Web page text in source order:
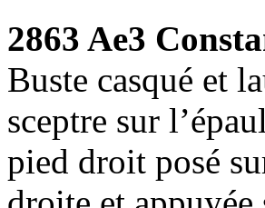
2863 Ae3
Buste casqué et
sceptre sur
pied droit posé